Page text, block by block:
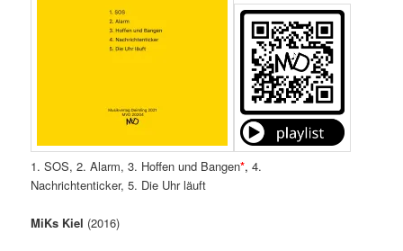
1. SOS, 2. Alarm, 3. Hoffen und Bangen*, 4.
Nachrichtenticker, 5. Die Uhr läuft
MiKs Kiel (2016)